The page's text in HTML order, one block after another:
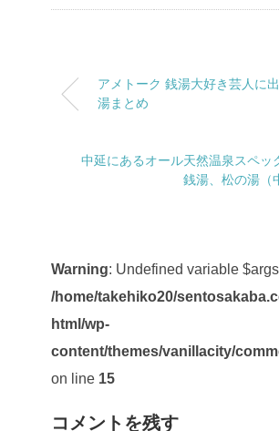
アメトーク 銭湯大好き芸人に
湯まとめ
中延にあるオール天然温泉スペッ
銭湯、松の湯（
Warning: Undefined variable
/home/takehiko20/
html/wp-
content/themes/vanillacity/
on line 15
コメントを残す